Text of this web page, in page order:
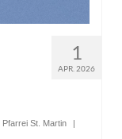
1
APR. 2026
Pfarrei St. Martin